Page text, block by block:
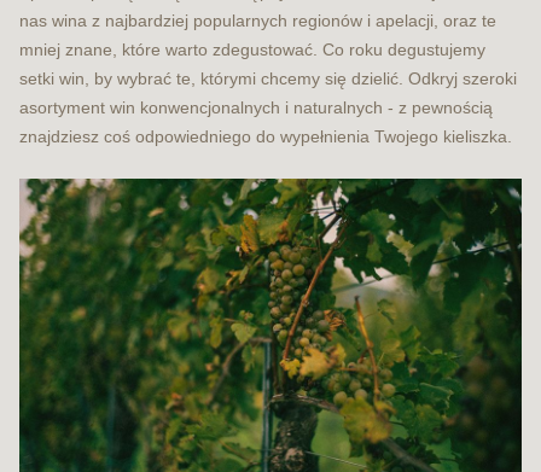
nas wina z najbardziej popularnych regionów i apelacji, oraz te
mniej znane, które warto zdegustować. Co roku degustujemy
setki win, by wybrać te, którymi chcemy się dzielić. Odkryj szeroki
asortyment win konwencjonalnych i naturalnych - z pewnością
znajdziesz coś odpowiedniego do wypełnienia Twojego kieliszka.